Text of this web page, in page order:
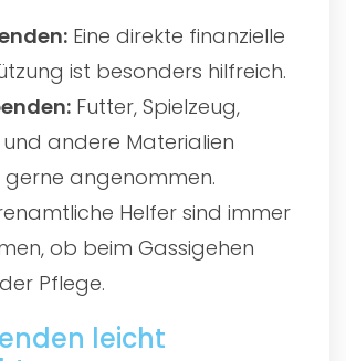
Eine direkte finanzielle
ist besonders hilfreich.
Futter, Spielzeug,
und andere Materialien
angenommen.
Helfer sind immer
ob beim Gassigehen
Pflege.
leicht